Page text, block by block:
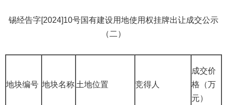
锡经告字[2024]10号国有建设用地使用权挂牌出让成交公示
（二）
地块编号 地块名称 土地位置 竞得人
成交价
格（万
元）